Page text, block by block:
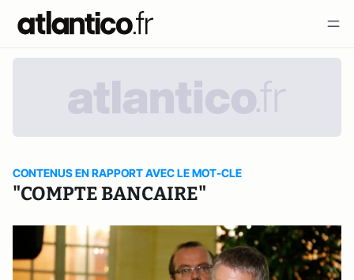
CONTENUS EN RAPPORT AVEC LE MOT-CLE
"COMPTE BANCAIRE"